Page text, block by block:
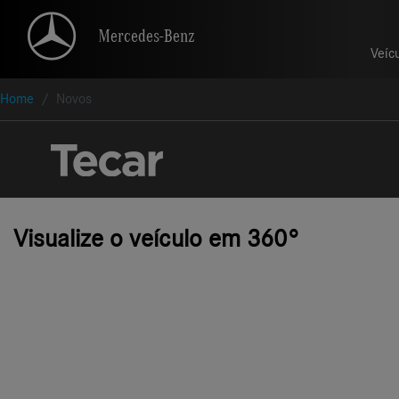
Mercedes-Benz
Home Novos
Visualize o veículo em 360°
Mercedes-Benz